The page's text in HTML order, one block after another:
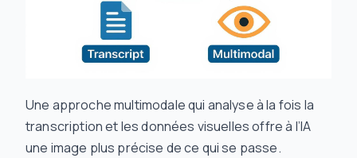
Une approche multimodale qui analyse à la fois la
transcription et les données visuelles offre à l’IA
une image plus précise de ce qui se passe.